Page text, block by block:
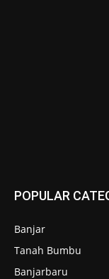
POPULAR
Banjar
Tanah Bumbu
Banjarbaru